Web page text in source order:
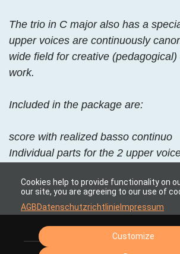
The trio in C major also has a
upper voices are continuously
wide field for creative
work.
Included in the package are:
score with realized basso continuo
Individual parts for the 2 upper
Cookies help to provide functionality on
our site, you are agreeing to our use of
AGBDatenschutzrichtlinie Impressum
Customize